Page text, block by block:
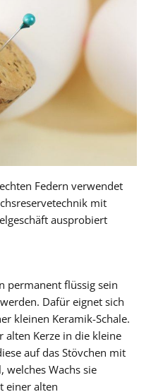
Federn verwendet
mit
ausprobiert
permanent flüssig sein
Dafür eignet sich
kleinen Keramik-Schale.
alten Kerze in die kleine
auf das Stövchen mit
welches Wachs sie
einer alten